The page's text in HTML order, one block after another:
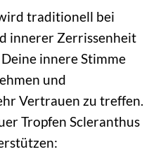
traditionell bei
innerer Zerrissenheit
innere Stimme
und
Vertrauen zu treffen.
Tropfen Scleranthus